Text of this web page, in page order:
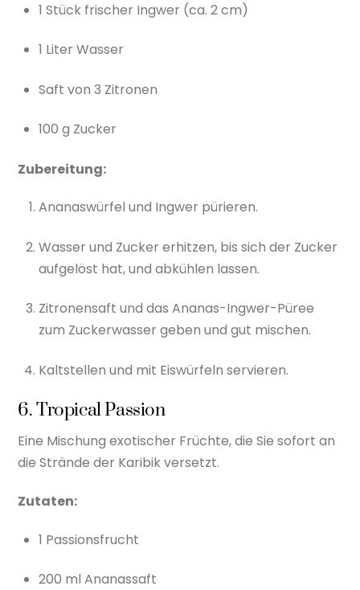
1 Stück frischer Ingwer (ca. 2 cm)
1 Liter Wasser
Saft von 3 Zitronen
100 g Zucker
Zubereitung:
Ananaswürfel und Ingwer pürieren.
Wasser und Zucker erhitzen, bis sich der Zucker
aufgelöst hat, und abkühlen lassen.
Zitronensaft und das Ananas-Ingwer-Püree
zum Zuckerwasser geben und gut mischen.
Kaltstellen und mit Eiswürfeln servieren.
6. Tropical Passion
Eine Mischung exotischer Früchte, die Sie sofort an
die Strände der Karibik versetzt.
Zutaten:
1 Passionsfrucht
200 ml Ananassaft